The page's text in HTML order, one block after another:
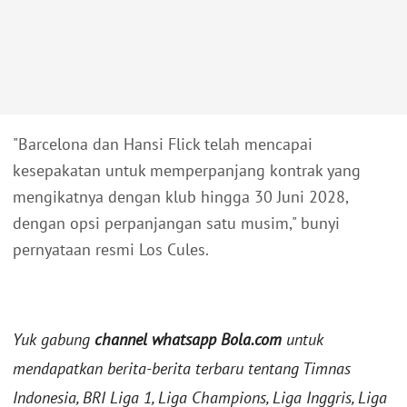
"Barcelona dan Hansi Flick telah mencapai
kesepakatan untuk memperpanjang kontrak yang
mengikatnya dengan klub hingga 30 Juni 2028,
dengan opsi perpanjangan satu musim," bunyi
pernyataan resmi Los Cules.
Yuk gabung channel whatsapp Bola.com untuk
mendapatkan berita-berita terbaru tentang Timnas
Indonesia, BRI Liga 1, Liga Champions, Liga Inggris, Liga